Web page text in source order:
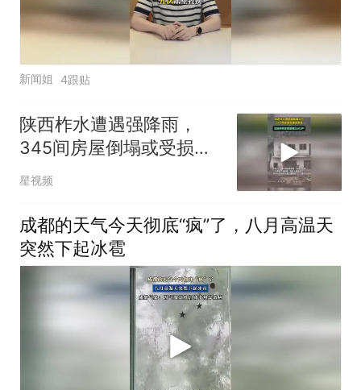
新闻姐 4跟贴
陕西柞水遭遇强降雨，
345间房屋倒塌或受损，
转移安置居民5603户
星视频
成都的天气今天彻底“疯”了，八月高温天
突然下起冰雹